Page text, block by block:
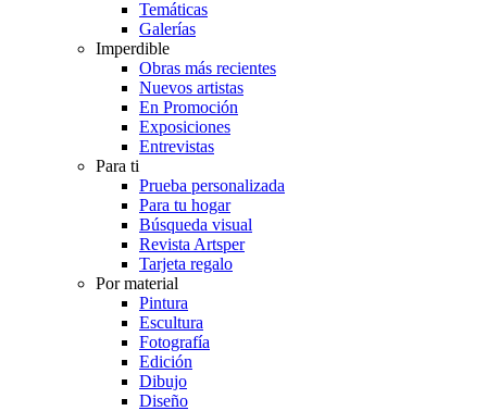
Temáticas
Galerías
Imperdible
Obras más recientes
Nuevos artistas
En Promoción
Exposiciones
Entrevistas
Para ti
Prueba personalizada
Para tu hogar
Búsqueda visual
Revista Artsper
Tarjeta regalo
Por material
Pintura
Escultura
Fotografía
Edición
Dibujo
Diseño